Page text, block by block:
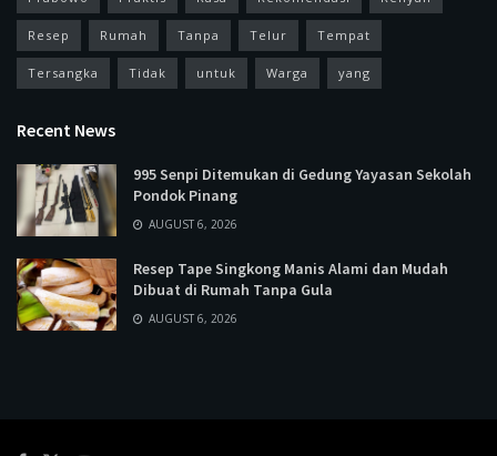
Resep Rumah Tanpa Telur Tempat
Tersangka Tidak untuk Warga yang
Recent News
995 Senpi Ditemukan di Gedung Yayasan Sekolah
Pondok Pinang
AUGUST 6, 2026
Resep Tape Singkong Manis Alami dan Mudah
Dibuat di Rumah Tanpa Gula
AUGUST 6, 2026